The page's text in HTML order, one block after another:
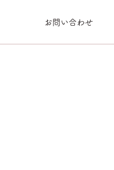
お問い合わせ